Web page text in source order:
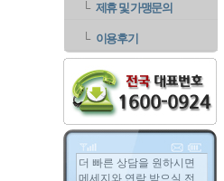
└ 제휴 및 가맹문의
└ 이용후기